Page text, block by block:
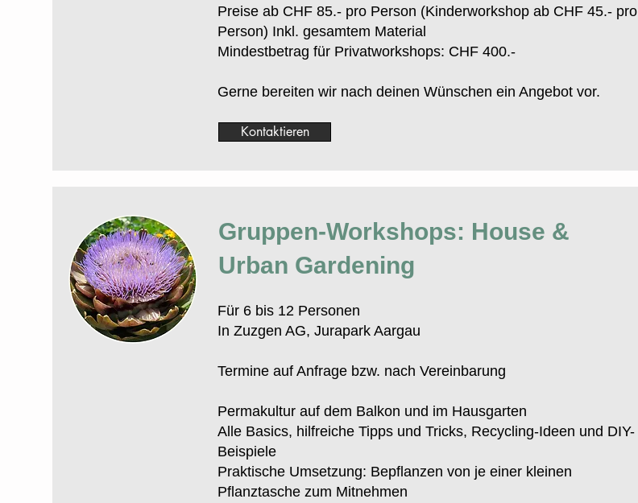
Preise ab CHF 85.- pro Person (Kinderworkshop ab CHF 45.- pro
Person) Inkl. gesamtem Material
Mindestbetrag für Privatworkshops: CHF 400.-
Gerne bereiten wir nach deinen Wünschen ein Angebot vor.
Kontaktieren
Gruppen-Workshops: House &
Urban Gardening
Für 6 bis 12 Personen
In Zuzgen AG, Jurapark Aargau
Termine auf Anfrage bzw. nach Vereinbarung
Permakultur auf dem Balkon und im Hausgarten
Alle Basics, hilfreiche Tipps und Tricks, Recycling-Ideen und DIY-
Beispiele
Praktische Umsetzung: Bepflanzen von je einer kleinen
Pflanztasche zum Mitnehmen